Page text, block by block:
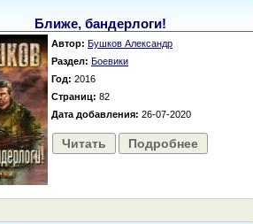
Ближе, бандерлоги!
Автор: Бушков Александр
Раздел: Боевики
Год: 2016
Страниц: 82
Дата добавления: 26-07-2020
Читать Подробнее